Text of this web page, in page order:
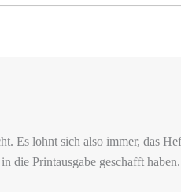
Es lohnt sich also immer, das
die Printausgabe geschafft